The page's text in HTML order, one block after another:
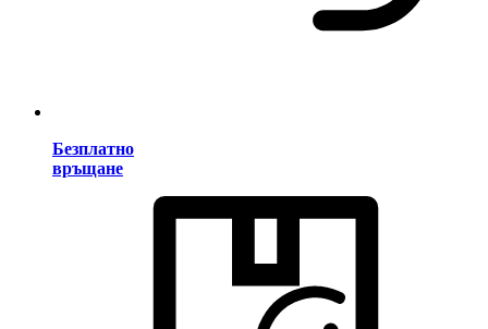
Безплатно
връщане